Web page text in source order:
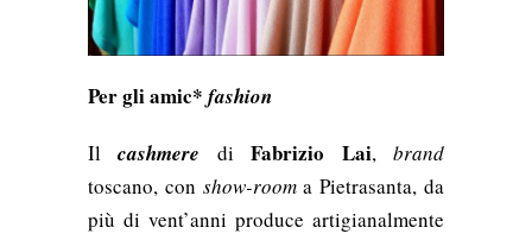
Per gli amic* fashion
Ilcashmere diFabrizio Lai,brand
toscano, con show-rooma Pietrasanta, da
più di vent’anni produce artigianalmente